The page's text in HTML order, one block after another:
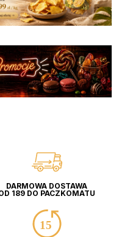
DARMOWA DOSTAWA
189 DO PACZKOMATU